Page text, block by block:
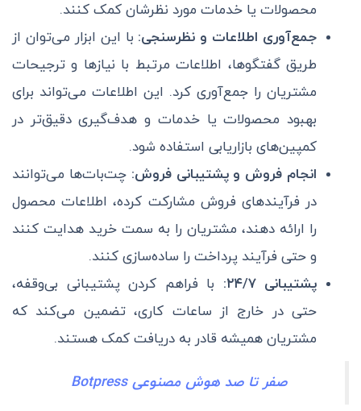
محصولات یا خدمات مورد نظرشان کمک کنند.
جمع‌آوری اطلاعات و نظرسنجی: با این ابزار می‌توان از
طریق گفتگوها، اطلاعات مرتبط با نیازها و ترجیحات
مشتریان را جمع‌آوری کرد. این اطلاعات می‌تواند برای
بهبود محصولات یا خدمات و هدف‌گیری دقیق‌تر در
کمپین‌های بازاریابی استفاده شود.
انجام فروش و پشتیبانی فروش: چت‌بات‌ها می‌توانند
در فرآیندهای فروش مشارکت کرده، اطلاعات محصول
را ارائه دهند، مشتریان را به سمت خرید هدایت کنند
و حتی فرآیند پرداخت را ساده‌سازی کنند.
پشتیبانی ۲۴/۷:
با فراهم کردن پشتیبانی بی‌وقفه،
حتی در خارج از ساعات کاری، تضمین می‌کند که
مشتریان همیشه قادر به دریافت کمک هستند.
صفر تا صد هوش مصنوعی Botpress